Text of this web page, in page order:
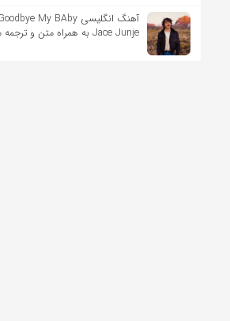
Jace Junje به همراه متن و ترجمه مجزا